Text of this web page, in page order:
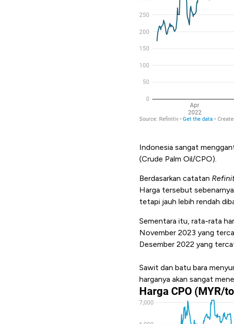
Indonesia sangat
(Crude Palm Oil/CPO).
Berdasarkan catatan
Harga tersebut
tetapi jauh lebih rendah
Sementara itu, rata-rata
November 2023 yang
Desember 2022 yang
Sawit dan batu bara
harganya akan sangat